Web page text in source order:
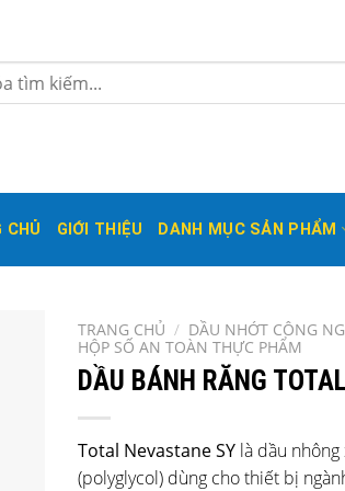
CHỦ GIỚI THIỆU DANH MỤC SẢN PHẨM
TRANG CHỦ / DẦU NHỚT CÔNG
HỘP SỐ AN TOÀN THỰC PHẨM
DẦU BÁNH RĂNG
Total Nevastane SY là dầu
(polyglycol) dùng cho thiết bị